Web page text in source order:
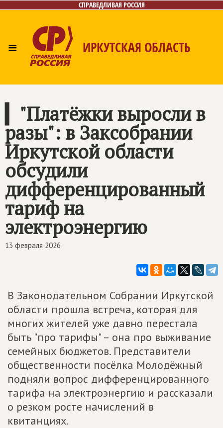
СПРАВЕДЛИВАЯ РОССИЯ
≡ ИРКУТСКАЯ ОБЛАСТЬ
Интернет-приёмная
▎"Платёжки выросли в
разы": в Заксобрании
Иркутской области
обсудили
дифференцированный
тариф на
электроэнергию
13 февраля 2026
В Законодательном Собрании Иркутской
области прошла встреча, которая для
многих жителей уже давно перестала
быть "про тарифы" – она про выживание
семейных бюджетов. Представители
общественности посёлка Молодёжный
подняли вопрос дифференцированного
тарифа на электроэнергию и рассказали
о резком росте начислений в
квитанциях.